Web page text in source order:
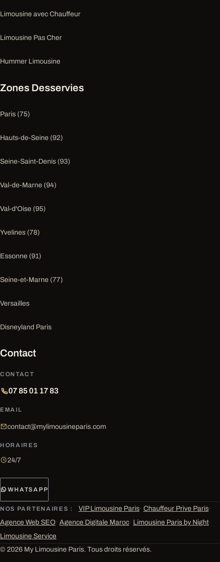
Limousine avec Chauffeur
Limousine Pas Cher
Hummer Limousine
Zones Desservies
Paris (75)
Hauts-de-Seine (92)
Seine-Saint-Denis (93)
Val-de-Marne (94)
Val-d'Oise (95)
Yvelines (78)
Essonne (91)
Seine-et-Marne (77)
Versailles
Disneyland Paris
Contact
CONTACT
07 85 01 17 83
EMAIL
contact@mylimousineparis.com
HORAIRES
24/7
WHATSAPP
NOS PARTENAIRES : VIP Limousine Paris· Chauffeur Prive Paris·
Agence Web SEO· Agence Digitale Maroc· Limousine Paris by Night·
Limousine Service
© 2026 My Limousine Paris. Tous droits réservés.